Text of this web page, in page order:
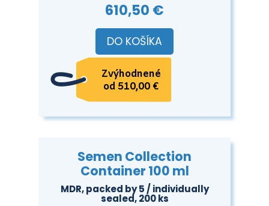
610,50 €
DO KOŠÍKA
Zvýhodnené
od 510,00 €
Semen Collection
Container 100 ml
MDR, packed by 5 / individually
sealed, 200 ks